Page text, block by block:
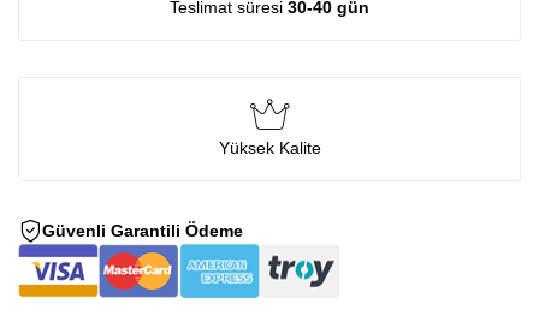
Teslimat süresi 30-40 gün
Yüksek Kalite
Güvenli Garantili Ödeme